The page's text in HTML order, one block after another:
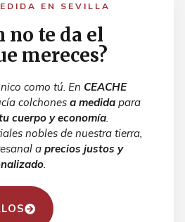
EN SEVILLA
no te da el
mereces?
como tú. En CEACHE
colchones a medida para
cuerpo y economía.
nobles de nuestra tierra,
a precios justos y
.